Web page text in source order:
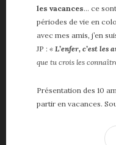
les vacances… ce
périodes de vie en
avec mes amis, j’en
JP : « L’enfer, c’est les
que tu crois les
Présentation des 10
partir en vacances.